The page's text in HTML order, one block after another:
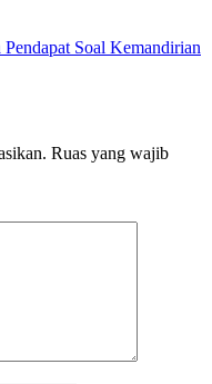
Soal Kemandirian
Ruas yang wajib